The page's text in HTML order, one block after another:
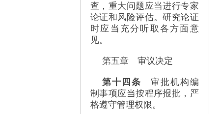
查，重大问题应当进行专家
论证和风险评估。研究论证
时应当充分听取各方面意
见。
第五章 审议决定
第十四条 审批机构编
制事项应当按程序报批，严
格遵守管理权限。